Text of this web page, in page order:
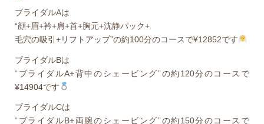
ブライダルAは
“顔+眉+衿+肩+首+胸元+沈静パック+
毛穴の吸引+リフトアップ”の約100分のコースで¥12852です
ブライダルBは
“ブライダルA+背中のシェービング”の約120分のコースで
¥14904です
ブライダルCは
“ブライダルB+両腕のシェービング”の約150分のコースで